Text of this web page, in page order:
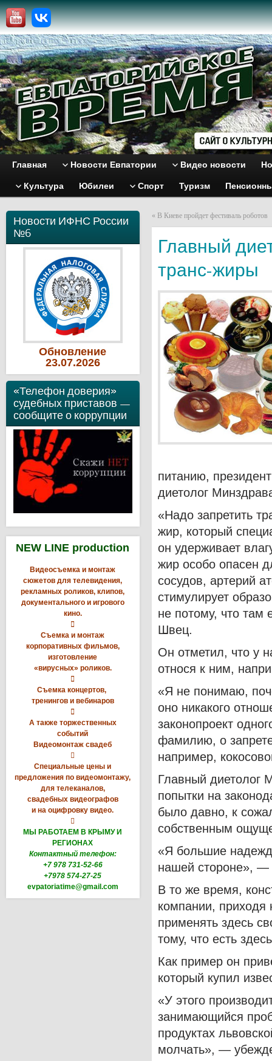
Главная Новости Евпатории Видео новости
Культура Юбилеи Спорт Туризм
Новости ИФНС России
№6
Обновление
23.07.2026
«Телефон доверия»
судебных приставов —
сообщите о коррупции
NEW LINE production
Видеосъемка и монтаж
сюжетов для телевидения,
рекламных роликов, клипов,
документального и игрового
кино.

Съемка и монтаж
корпоративных фильмов,
изготовление
«вирусных» роликов.

Съемка концертов,
тренингов и вебинаров

А также торжественных
событий
Видеомонтаж свадеб

Специальные цены и
предложения по видеомонтажу,
для телеканалов,
свадебных видеографов
и на оцифровку видео.

МЫ РАБОТАЕМ В КРЫМУ И
РЕГИОНАХ
Контактный телефон:
+7 978 731-52-66
+7978 574-27-25
evpatoriatime@gmail.com
« В Киеве пройдет фестиваль роботов
Главный
транс-жиры
питанию,
диетолог
«Надо запретить
жир, который
он удерживает
жир особо опасен
сосудов, артерий
стимулирует
не потому, что там
Швец.
Он отметил, что у
относя к ним,
«Я не понимаю,
оно никакого
законопроект
фамилию, о
например,
Главный диетолог
попытки на
было давно, к
собственным
«Я большие
нашей стороне», —
В то же время,
компании, приходя
применять здесь
тому, что есть
Как пример он
который купил
«У этого
занимающийся
продуктах
молчать», —